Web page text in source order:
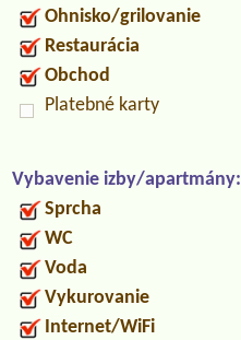
Ohnisko/grilovanie
Restaurácia
Obchod
Platebné karty
Vybavenie izby/apartmány:
Sprcha
WC
Voda
Vykurovanie
Internet/WiFi